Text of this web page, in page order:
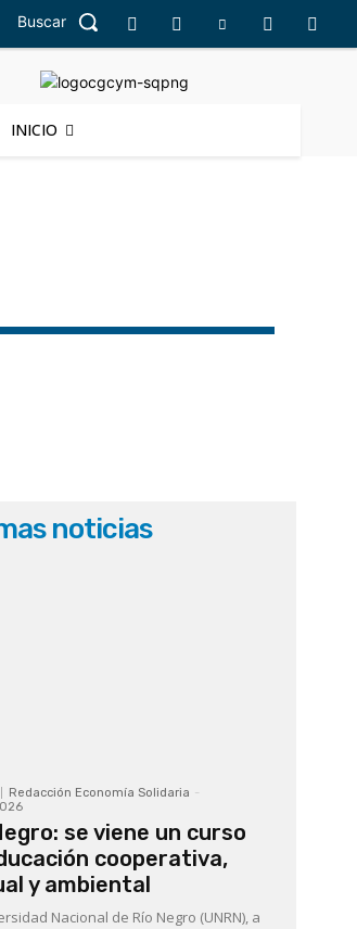
Buscar
INICIO
noticias
Redacción Economía Solidaria -
se viene un curso
cooperativa,
y ambiental
Nacional de Río Negro (UNRN), a